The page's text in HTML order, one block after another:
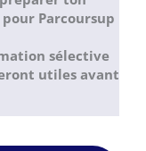
Parcoursup
sélective
utiles avant